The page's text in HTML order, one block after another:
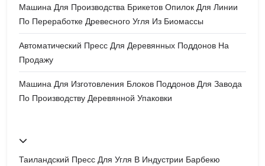
Машина Для Производства Брикетов Опилок Для Линии
По Переработке Древесного Угля Из Биомассы
Автоматический Пресс Для Деревянных Поддонов На
Продажу
Машина Для Изготовления Блоков Поддонов Для Завода
По Производству Деревянной Упаковки
Таиландский Пресс Для Угля В Индустрии Барбекю